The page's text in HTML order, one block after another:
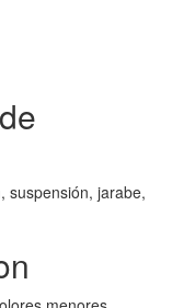
suspensión, jarabe,